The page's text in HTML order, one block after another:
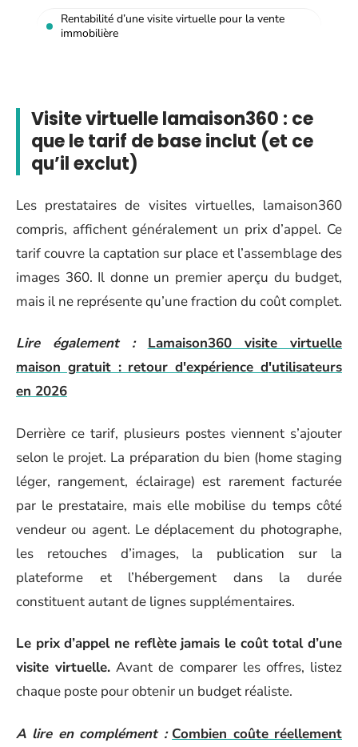
Rentabilité d’une visite virtuelle pour la vente
immobilière
Visite virtuelle lamaison360 : ce
que le tarif de base inclut (et ce
qu’il exclut)
Les prestataires de visites virtuelles, lamaison360
compris, affichent généralement un prix d’appel. Ce
tarif couvre la captation sur place et l’assemblage des
images 360. Il donne un premier aperçu du budget,
mais il ne représente qu’une fraction du coût complet.
Lire également :
Lamaison360 visite virtuelle
maison gratuit : retour d'expérience d'utilisateurs
en 2026
Derrière ce tarif, plusieurs postes viennent s’ajouter
selon le projet. La préparation du bien (home staging
léger, rangement, éclairage) est rarement facturée
par le prestataire, mais elle mobilise du temps côté
vendeur ou agent. Le déplacement du photographe,
les retouches d’images, la publication sur la
plateforme et l’hébergement dans la durée
constituent autant de lignes supplémentaires.
Le prix d’appel ne reflète jamais le coût total d’une
visite virtuelle. Avant de comparer les offres, listez
chaque poste pour obtenir un budget réaliste.
A lire en complément : Combien coûte réellement